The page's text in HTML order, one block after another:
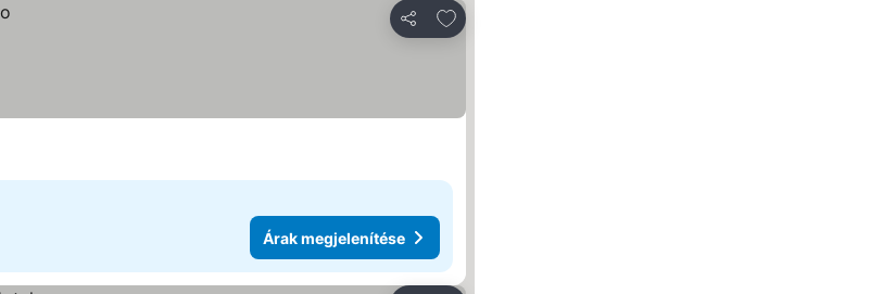
Megosztás
Hozzáadás a kedvencekhez
Árak megjelenítése